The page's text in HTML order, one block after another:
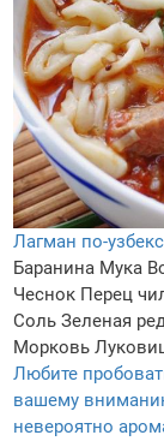
Лагман по-
Баранина Мука
Чеснок Перец
Соль Зеленая
Морковь
Любите
вашему
невероятно